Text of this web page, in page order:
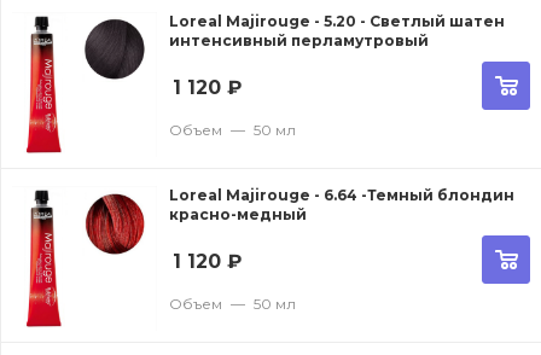
Loreal Majirouge - 5.20 - Светлый шатен
интенсивный перламутровый
1 120 ₽
Объем — 50 мл
Loreal Majirouge - 6.64 -Темный блондин
красно-медный
1 120 ₽
Объем — 50 мл